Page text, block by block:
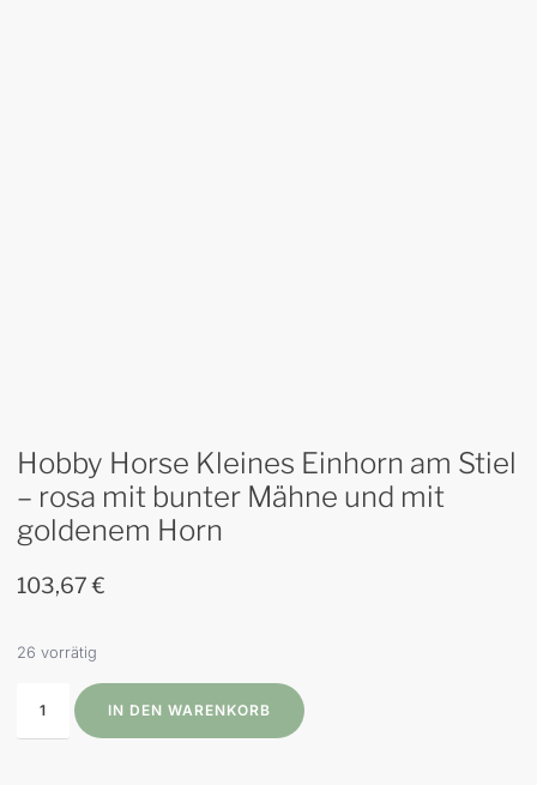
Hobby Horse Kleines Einhorn am Stiel
– rosa mit bunter Mähne und mit
goldenem Horn
103,67€
26 vorrätig
IN DEN WARENKORB